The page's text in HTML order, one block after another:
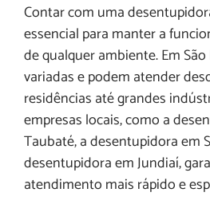
Contar com uma
essencial para manter a
de qualquer ambiente. Em
variadas e podem atender
residências até grandes
empresas locais, como a
Taubaté, a desentupidora em
desentupidora em Jundiaí,
atendimento mais rápido e